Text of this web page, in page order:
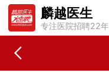
麟越医生
专注医院招聘22年